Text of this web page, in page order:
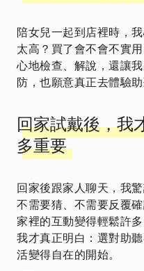
陪女兒一起到店裡時，
太高？買了會不會不實
心地檢查、解說，還讓
防，也願意真正去體驗助
回家試戴後，我
多重要
回家後跟家人聊天，我
不需要猜、不需要反覆
家裡的互動變得輕鬆許
我才真正明白：選對助
活變得自在的開始。